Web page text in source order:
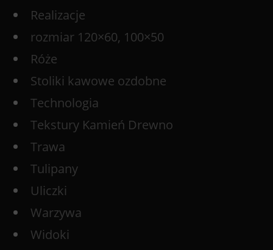
Realizacje
rozmiar 120×60, 100×50
Róże
Stoliki kawowe ozdobne
Technologia
Tekstury Kamień Drewno
Trawa
Tulipany
Uliczki
Warzywa
Widoki